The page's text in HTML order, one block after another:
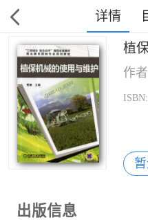
详情
植
作
出版信息